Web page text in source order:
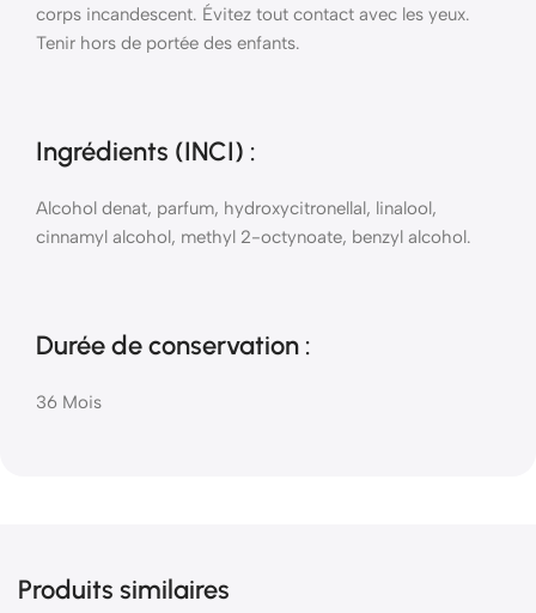
corps incandescent. Évitez tout contact avec les yeux.
Tenir hors de portée des enfants.
Ingrédients (INCI) :
Alcohol denat, parfum, hydroxycitronellal, linalool,
cinnamyl alcohol, methyl 2-octynoate, benzyl alcohol.
Durée de conservation :
36 Mois
Produits similaires